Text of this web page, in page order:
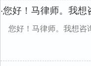
·您好！马律师。我想
您好！马律师。我想咨